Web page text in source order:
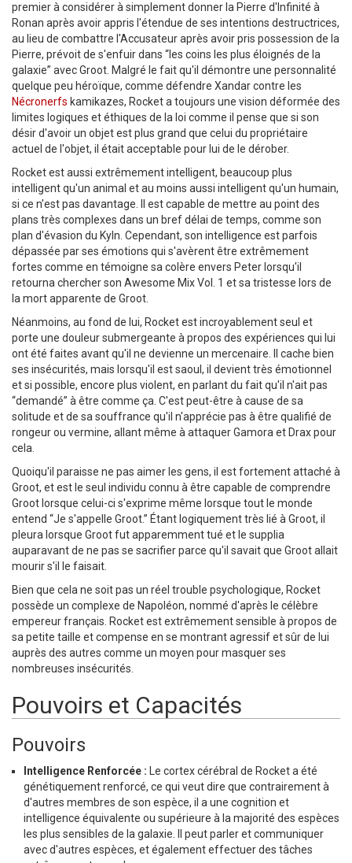
premier à considérer à simplement donner la Pierre d'Infinité à
Ronan après avoir appris l'étendue de ses intentions destructrices,
au lieu de combattre l'Accusateur après avoir pris possession de la
Pierre, prévoit de s'enfuir dans “les coins les plus éloignés de la
galaxie” avec Groot. Malgré le fait qu'il démontre une personnalité
quelque peu héroïque, comme défendre Xandar contre les
Nécronerfs kamikazes, Rocket a toujours une vision déformée des
limites logiques et éthiques de la loi comme il pense que si son
désir d'avoir un objet est plus grand que celui du propriétaire
actuel de l'objet, il était acceptable pour lui de le dérober.
Rocket est aussi extrêmement intelligent, beaucoup plus
intelligent qu'un animal et au moins aussi intelligent qu'un humain,
si ce n'est pas davantage. Il est capable de mettre au point des
plans très complexes dans un bref délai de temps, comme son
plan d'évasion du Kyln. Cependant, son intelligence est parfois
dépassée par ses émotions qui s'avèrent être extrêmement
fortes comme en témoigne sa colère envers Peter lorsqu'il
retourna chercher son Awesome Mix Vol. 1 et sa tristesse lors de
la mort apparente de Groot.
Néanmoins, au fond de lui, Rocket est incroyablement seul et
porte une douleur submergeante à propos des expériences qui lui
ont été faites avant qu'il ne devienne un mercenaire. Il cache bien
ses insécurités, mais lorsqu'il est saoul, il devient très émotionnel
et si possible, encore plus violent, en parlant du fait qu'il n'ait pas
“demandé” à être comme ça. C'est peut-être à cause de sa
solitude et de sa souffrance qu'il n'apprécie pas à être qualifié de
rongeur ou vermine, allant même à attaquer Gamora et Drax pour
cela.
Quoiqu'il paraisse ne pas aimer les gens, il est fortement attaché à
Groot, et est le seul individu connu à être capable de comprendre
Groot lorsque celui-ci s'exprime même lorsque tout le monde
entend “Je s'appelle Groot.” Étant logiquement très lié à Groot, il
pleura lorsque Groot fut apparemment tué et le supplia
auparavant de ne pas se sacrifier parce qu'il savait que Groot allait
mourir s'il le faisait.
Bien que cela ne soit pas un réel trouble psychologique, Rocket
possède un complexe de Napoléon, nommé d'après le célèbre
empereur français. Rocket est extrêmement sensible à propos de
sa petite taille et compense en se montrant agressif et sûr de lui
auprès des autres comme un moyen pour masquer ses
nombreuses insécurités.
Pouvoirs et Capacités
Pouvoirs
Intelligence Renforcée : Le cortex cérébral de Rocket a été
génétiquement renforcé, ce qui veut dire que contrairement à
d'autres membres de son espèce, il a une cognition et
intelligence équivalente ou supérieure à la majorité des espèces
les plus sensibles de la galaxie. Il peut parler et communiquer
avec d'autres espèces, et également effectuer des tâches